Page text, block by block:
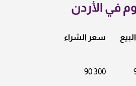
في الأردن
سعر الشراء
90.300